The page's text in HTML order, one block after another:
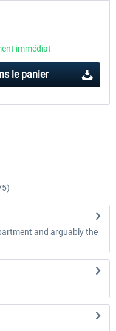
immédiat
le panier
and arguably the